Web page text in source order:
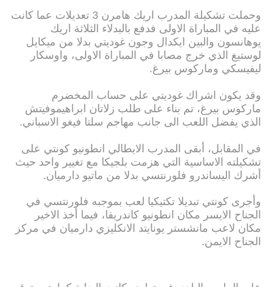
وحملت تشكيلة المدرب اريك هامرن 3 تعديلات عما كانت
عليه في المباراة الاولى فدفع بالبدلاء الثلاثة اريك
يوهانسون والبين ايكدال وجون غوديتي بدلا من ميكايل
لوستيغ الذي خرج مصابا في المباراة الاولى، واوسكار
ليفيسكي وماركوس بيرغ.
وقد يكون اشراك غوديتي على حساب المخضرم
ماركوس بيرغ، تم بناء على طلب زلاتان ابراهيموفيتش
الذي يفضل اللعب الى جانب مهاجم سلتا فيغو الاسباني.
في المقابل، أبقى المدرب الايطالي انطونيو كونتي على
تشكيلته الاساسية التي هزمت بلجيكا مع تغيير واحد حيث
أشرك اليساندرو فلورنتسي بدلا من ماتيو دارميان.
وأجرى كونتي تبديلا تكتيكيا لعب بموجبه فلورنتسي في
الجناح الايسر مكان انطونيو كاندريفا، فيما أخذ الاخير
مكان لاعب مانشستر يونايتد الانكليزي دارميان في مركز
الجناح الايمن.